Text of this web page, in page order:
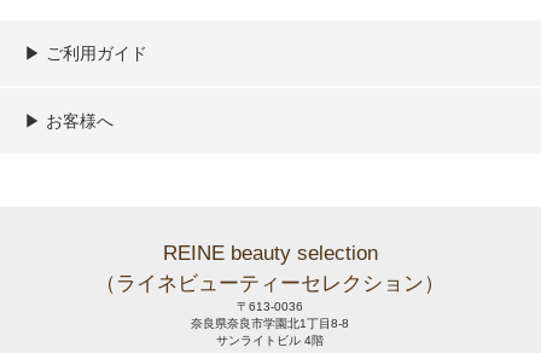
▶︎ ご利用ガイド
ご利用ガイド
決済／配送／送料について
取り扱い商品一覧
顧客情報の取扱について
特定商取引法の表記
▶︎ お客様へ
REINE beauty selection
（ライネビューティーセレクション）
〒613-0036
奈良県奈良市学園北1丁目8-8
サンライトビル 4階